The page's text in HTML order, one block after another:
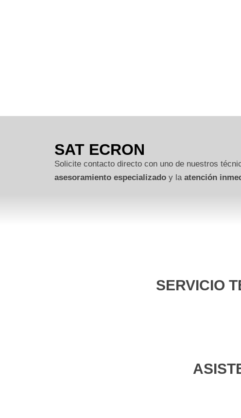
SAT ECRON
Solicite contacto directo con uno de nuestros
asesoramiento especializado y la atención
SERVICIO